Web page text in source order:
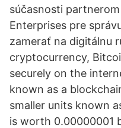
súčasnosti
Enterprises pre
zamerať na digitálnu
cryptocurrency,
securely on the
known as a
smaller units known
is worth 0.00000001